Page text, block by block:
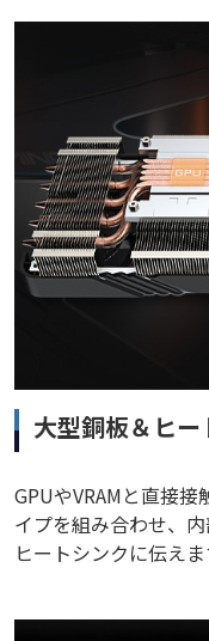
大型銅板＆ヒ
GPUやVRAMと直接
イプを組み合わせ、
ヒートシンクに伝えま